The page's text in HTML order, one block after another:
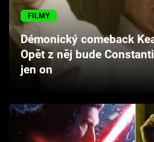
Cool Esport
Pořady
Sledujte prima+
FILMY
Démonický comeback
Opět z něj bude
jen on